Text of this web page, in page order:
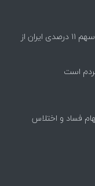
عراقچی: توافق با عمان نزدیک است/ تکذیب سهم ۱۱ درصدی ایران از
است
فساد و اختلاس